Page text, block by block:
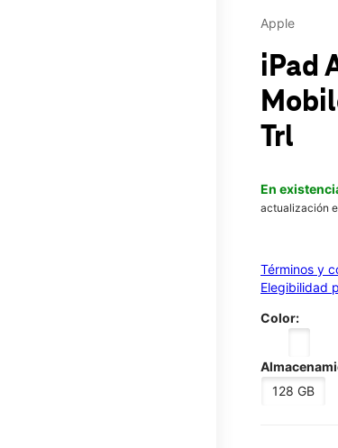
Apple
iPad
Trl
En
actualización
Términos y
Elegibilidad
Color:
128 GB